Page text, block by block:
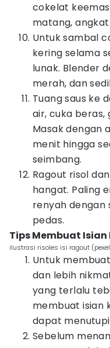
cokelat
matang,
Untuk sambal
kering selama
lunak. Blender
merah, dan
Tuang saus ke
air, cuka beras,
Masak dengan
menit hingga
seimbang.
Ragout risol
hangat. Paling
renyah dengan
pedas.
Tips Membuat
ilustrasi risoles isi ragout
Untuk
dan lebih
yang terlalu
membuat isian
dapat
Sebelum